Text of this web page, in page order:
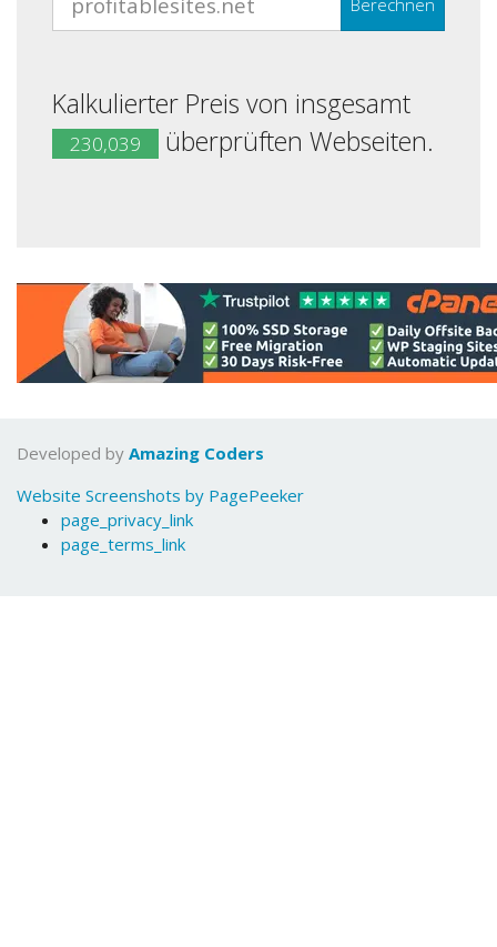
Berechnen
Kalkulierter Preis von insgesamt
230,039 überprüften Webseiten.
Developed by Amazing Coders
Website Screenshots by PagePeeker
page_privacy_link
page_terms_link